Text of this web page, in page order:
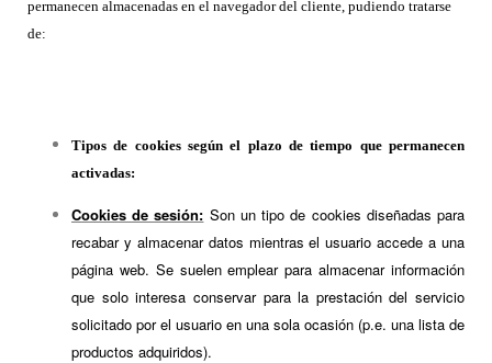
permanecen almacenadas en el navegador del cliente, pudiendo tratarse
de:
Tipos de cookies según el plazo de tiempo que permanecen
activadas:
Cookies de sesión: Son un tipo de cookies diseñadas para
recabar y almacenar datos mientras el usuario accede a una
página web. Se suelen emplear para almacenar información
que solo interesa conservar para la prestación del servicio
solicitado por el usuario en una sola ocasión (p.e. una lista de
productos adquiridos).